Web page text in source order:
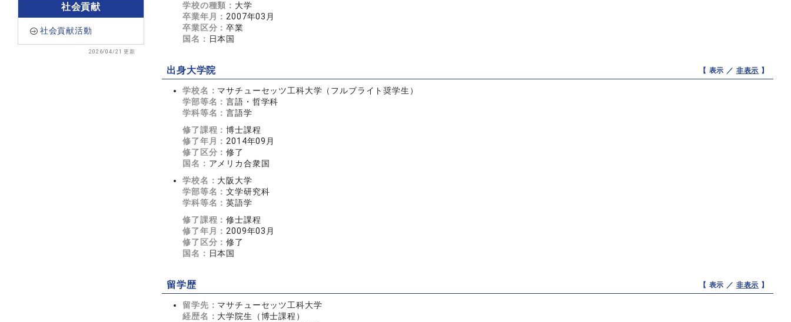
社会貢献
社会貢献活動
2026/04/21 更新
学校の種類： 大学
卒業年月： 2007年03月
卒業区分：卒業
国名： 日本国
出身大学院 【 表示 ／ 非表示 】
学校名： マサチューセッツ工科大学（フルブライト奨学生）
学部等名：言語・哲学科
学科等名：言語学
修了課程：博士課程
修了年月： 2014年09月
修了区分：修了
国名： アメリカ合衆国
学校名： 大阪大学
学部等名：文学研究科
学科等名：英語学
修了課程：修士課程
修了年月： 2009年03月
修了区分：修了
国名： 日本国
留学歴 【 表示 ／ 非表示 】
留学先： マサチューセッツ工科大学
経歴名： 大学院生（博士課程）